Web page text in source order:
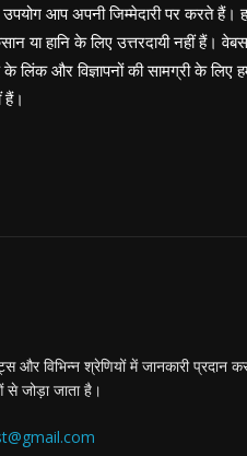
उपयोग आप अपनी जिम्मेदारी पर करते हैं।
या हानि के लिए उत्तरदायी नहीं हैं।
के लिंक और विज्ञापनों की सामग्री के लिए
हैं।
और विभिन्न श्रेणियों में जानकारी प्रदान
से जोड़ा जाता है।